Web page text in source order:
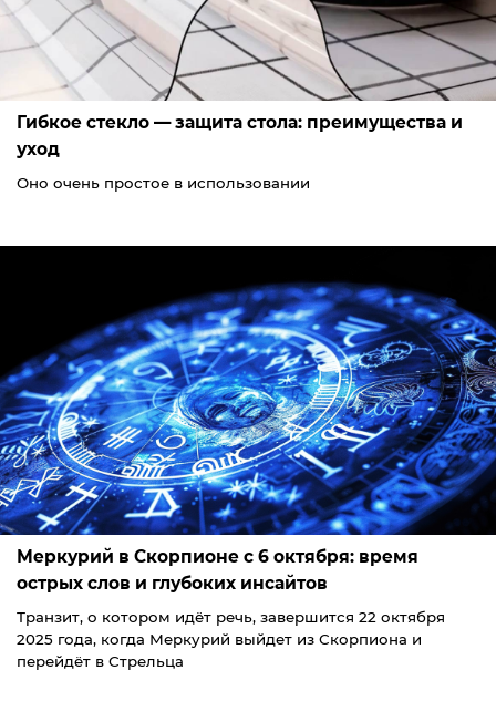
Гибкое стекло — защита стола: преимущества и
уход
Оно очень простое в использовании
Меркурий в Скорпионе с 6 октября: время
острых слов и глубоких инсайтов
Транзит, о котором идёт речь, завершится 22 октября
2025 года, когда Меркурий выйдет из Скорпиона и
перейдёт в Стрельца